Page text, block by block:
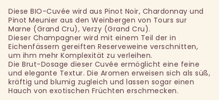
Diese BIO-Cuvée wird aus Pinot Noir, Chardonnay und
Pinot Meunier aus den Weinbergen von Tours sur
Marne (Grand Cru), Verzy (Grand Cru).
Dieser Champagner wird mit einem Teil der in
Eichenfässern gereiften Reserveweine verschnitten,
um ihm mehr Komplexität zu verleihen.
Die Brut-Dosage dieser Cuvée ermöglicht eine feine
und elegante Textur. Die Aromen erweisen sich als süß,
kräftig und blumig zugleich und lassen sogar einen
Hauch von exotischen Früchten erschmecken.